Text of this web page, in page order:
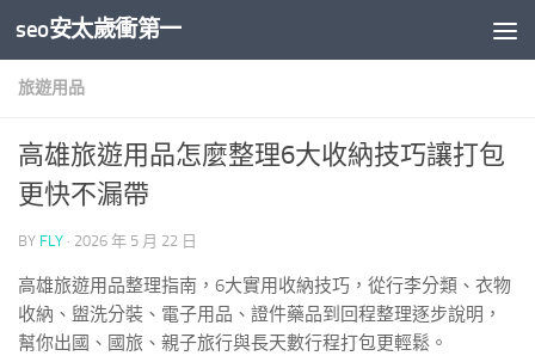
Skip to content
seo安太歲衝第一
旅遊用品
高雄旅遊用品怎麼整理6大收納技巧讓打包
更快不漏帶
BY FLY · 2026 年 5 月 22 日
高雄旅遊用品整理指南，6大實用收納技巧，從行李分類、衣物
收納、盥洗分裝、電子用品、證件藥品到回程整理逐步說明，
幫你出國、國旅、親子旅行與長天數行程打包更輕鬆。